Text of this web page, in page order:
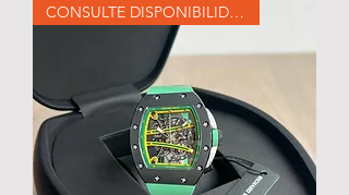
CONSULTE DISPONIBILIDADE